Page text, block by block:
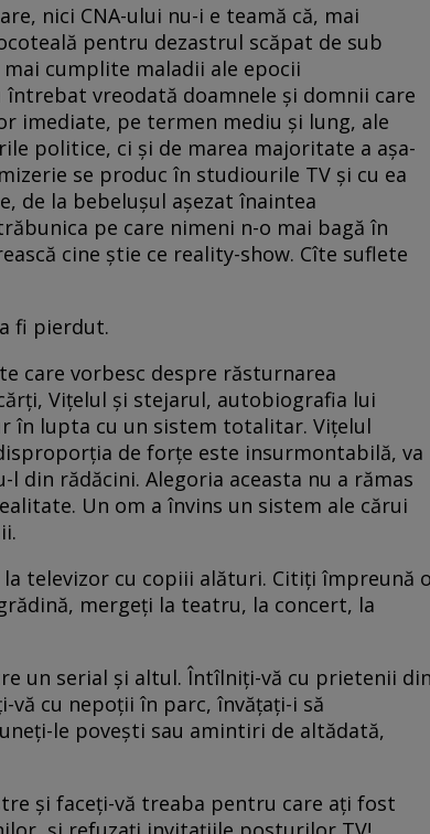
nici CNA-ului nu-i e teamă că, mai
pentru dezastrul scăpat de sub
cumplite maladii ale epocii
vreodată doamnele şi domnii care
imediate, pe termen mediu şi lung, ale
politice, ci şi de marea majoritate a aşa-
se produc în studiourile TV şi cu ea
de la bebeluşul aşezat înaintea
pe care nimeni n-o mai bagă în
cine ştie ce reality-show. Cîte suflete
fi pierdut.
care vorbesc despre răsturnarea
Viţelul şi stejarul, autobiografia lui
în lupta cu un sistem totalitar. Viţelul
de forţe este insurmontabilă, va
din rădăcini. Alegoria aceasta nu a rămas
Un om a învins un sistem ale cărui
televizor cu copiii alături. Citiţi împreună
mergeţi la teatru, la concert, la
un serial şi altul. Întîlniţi-vă cu prietenii
vă cu nepoţii în parc, învăţaţi-i să
le poveşti sau amintiri de altădată,
şi faceţi-vă treaba pentru care aţi fost